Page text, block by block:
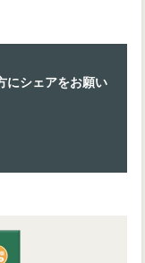
にシェアをお願い